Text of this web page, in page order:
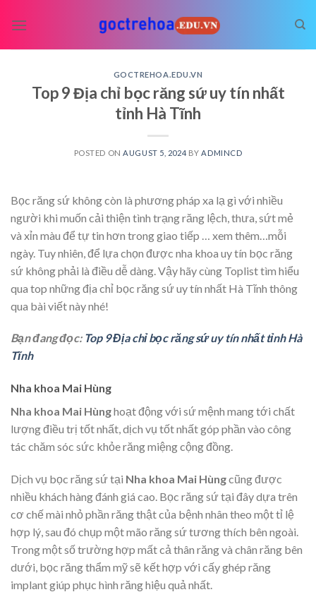
GOCTREHOA.EDU.VN
Top 9 Địa chỉ bọc răng sứ uy tín nhất
tỉnh Hà Tĩnh
POSTED ON AUGUST 5, 2024 BY ADMINCD
Bọc răng sứ không còn là phương pháp xa lạ gì với nhiều
người khi muốn cải thiện tình trạng răng lệch, thưa, sứt mẻ
và xỉn màu để tự tin hơn trong giao tiếp
… xem thêm… mỗi
ngày. Tuy nhiên, để lựa chọn được nha khoa uy tín bọc răng
sứ không phải là điều dễ dàng. Vậy hãy cùng Toplist tìm hiểu
qua top những địa chỉ bọc răng sứ uy tín nhất Hà Tĩnh thông
qua bài viết này nhé!
Bạn đang đọc: Top 9 Địa chỉ bọc răng sứ uy tín nhất tỉnh Hà
Tĩnh
Nha khoa Mai Hùng
Nha khoa Mai Hùnghoạt động với sứ mệnh mang tới chất
lượng điều trị tốt nhất, dịch vụ tốt nhất góp phần vào công
tác chăm sóc sức khỏe răng miệng cộng đồng.
Dịch vụ bọc răng sứ tại Nha khoa Mai Hùngcũng được
nhiều khách hàng đánh giá cao. Bọc răng sứ tại đây dựa trên
cơ chế mài nhỏ phần răng thật của bệnh nhân theo một tỉ lệ
hợp lý, sau đó chụp một mão răng sứ tương thích bên ngoài.
Trong một số trường hợp mất cả thân răng và chân răng bên
dưới, bọc răng thẩm mỹ sẽ kết hợp với cấy ghép răng
implant giúp phục hình răng hiệu quả nhất.